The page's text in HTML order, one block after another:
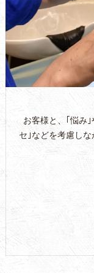
お客様と、｢悩み
セ｣などを考慮し